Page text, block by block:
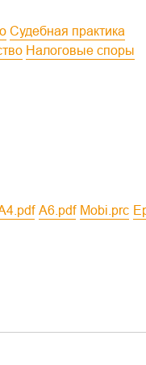
Судебная практика
Налоговые споры
a4.pdf a6.pdf mobi.prc